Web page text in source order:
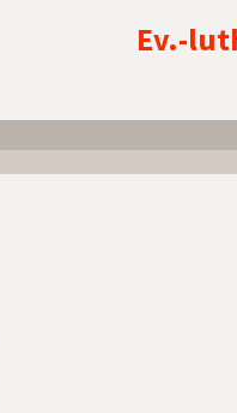
Ev.-